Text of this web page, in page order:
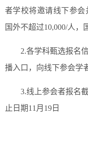
者学校将邀请线下参会
国外不超过10,000/人，
2.各学科甄选报名
播入口，向线下参会学
3.线上参会者报名
止日期11月19日